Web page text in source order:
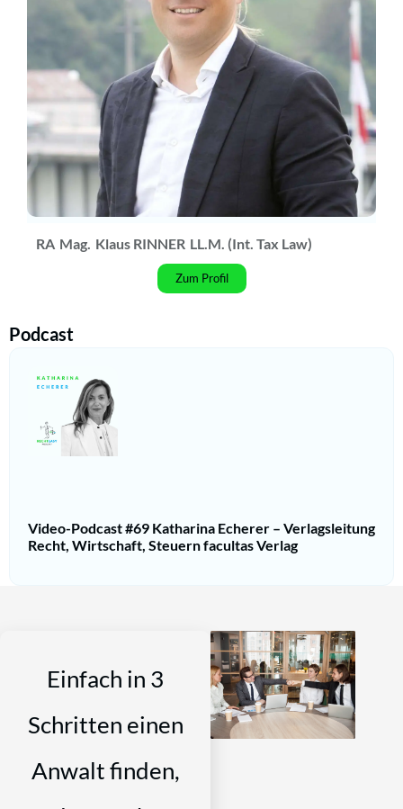
RA Mag. Klaus RINNER LL.M. (Int. Tax Law)
Zum Profil
Podcast
Video-Podcast #69 Katharina Echerer – Verlagsleitung
Recht, Wirtschaft, Steuern facultas Verlag
Einfach in 3
Schritten einen
Anwalt finden,